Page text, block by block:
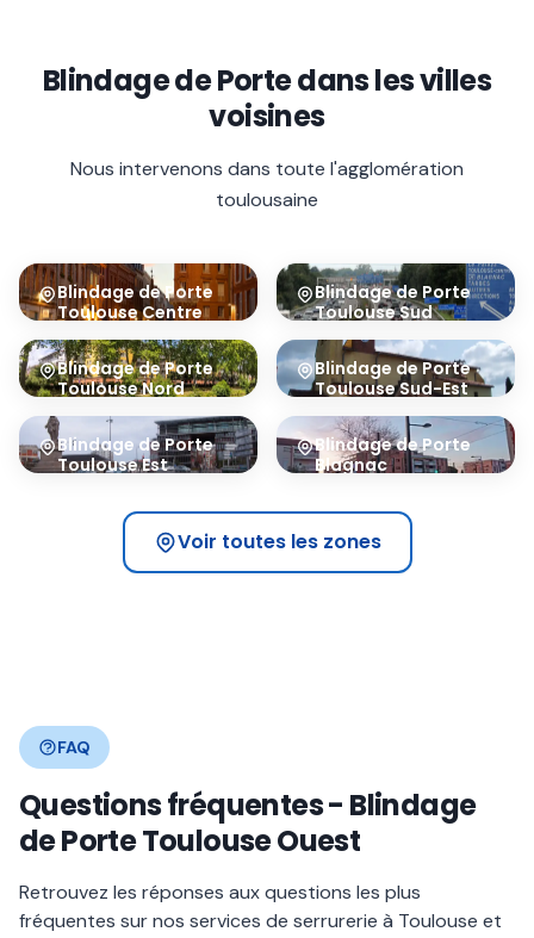
Blindage de Portedans les villes
voisines
Nous intervenons dans toute l'agglomération
toulousaine
Blindage de Porte
Toulouse Centre
31000
Blindage de Porte
Toulouse Sud
31100
Blindage de Porte
Toulouse Nord
31200
Blindage de Porte
Toulouse Sud-Est
31400
Blindage de Porte
Toulouse Est
Blindage de Porte
Blagnac
Voir toutes les zones
FAQ
Questions fréquentes - Blindage
de Porte Toulouse Ouest
Retrouvez les réponses aux questions les plus
fréquentes sur nos services de serrurerie à Toulouse et